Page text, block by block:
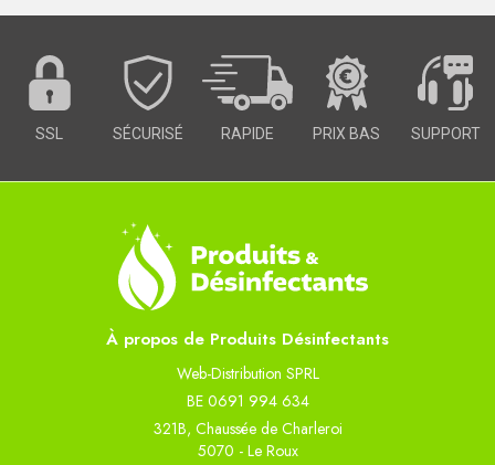
SSL SÉCURISÉ RAPIDE PRIX BAS SUPPORT
À propos de Produits Désinfectants
Web-Distribution SPRL
BE 0691 994 634
321B, Chaussée de Charleroi
5070 - Le Roux